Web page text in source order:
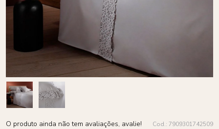
O produto ainda não tem avaliações, avalie! Cod.: 7909301742509